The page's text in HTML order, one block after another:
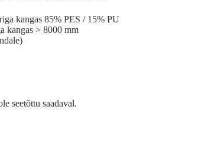
kangas 85% PES / 15% PU
kangas > 8000 mm
seetõttu saadaval.